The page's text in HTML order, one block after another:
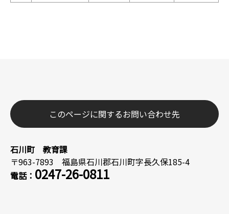
このページに関するお問い合わせ先
石川町 教育課
〒963-7893 福島県石川郡石川町字長久保185-4
電話： 0247-26-0811